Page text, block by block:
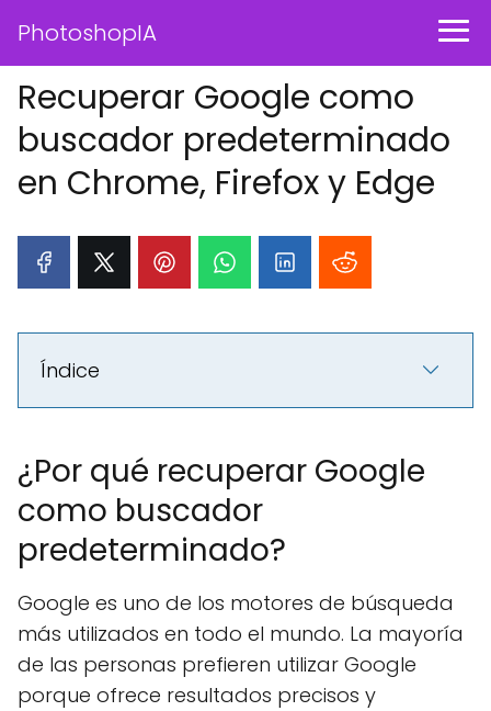
PhotoshopIA
Recuperar Google como
buscador predeterminado
en Chrome, Firefox y Edge
Índice
¿Por qué recuperar Google
como buscador
predeterminado?
Google es uno de los motores de búsqueda
más utilizados en todo el mundo. La mayoría
de las personas prefieren utilizar Google
porque ofrece resultados precisos y